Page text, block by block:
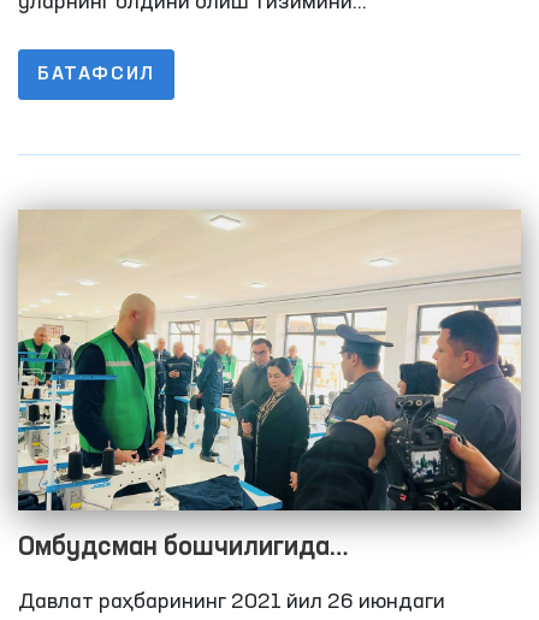
тадбирлар тўғрисида”ги Қарорида Олий
Мажлиснинг Инсон ҳуқуқлари бўйича вакили
шахслар сақланадиган жойларга мониторинг
ташрифларини амалга ошириш тизимини йўлга
қўйиш белгиланган.
БАТАФСИЛ
Омбудсман бошчилигида
Қашқадарёдаги ҳаракатланиш
Давлат раҳбарининг 2021 йил 26 июндаги